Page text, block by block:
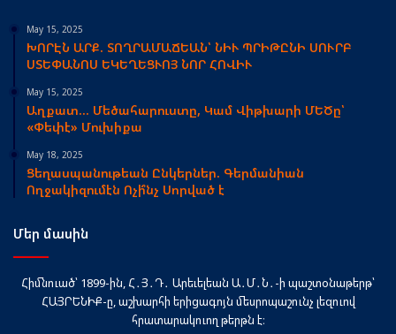
May 15, 2025
ԽՈՐԷՆ ԱՐՔ. ՏՈՂՐԱՄԱՃԵԱՆ՝ ՆԻՒ ՊՐԻԹԸՆԻ ՍՈՒՐԲ
ՍՏԵՓԱՆՈՍ ԵԿԵՂԵՑՒՈՅ ՆՈՐ ՀՈՎԻՒ
May 15, 2025
Աղքատ… Մեծահարուստը, Կամ Վիթխարի ՄԵԾը՝
«Փեփէ» Մուխիքա
May 18, 2025
Ցեղասպանութեան Ընկերներ. Գերմանիան
Ողջակիզումէն Ոչի՞նչ Սորված է
Մեր մասին
Հիմնուած՝ 1899-ին, Հ․Յ․Դ․ Արեւելեան Ա․Մ․Ն․-ի պաշտօնաթերթ՝
ՀԱՅՐԵՆԻՔ-ը, աշխարհի երիցագոյն մեսրոպաշունչ լեզուով
հրատարակուող թերթն է։